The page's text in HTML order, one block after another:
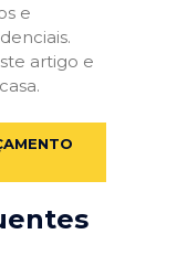
e
artigo e